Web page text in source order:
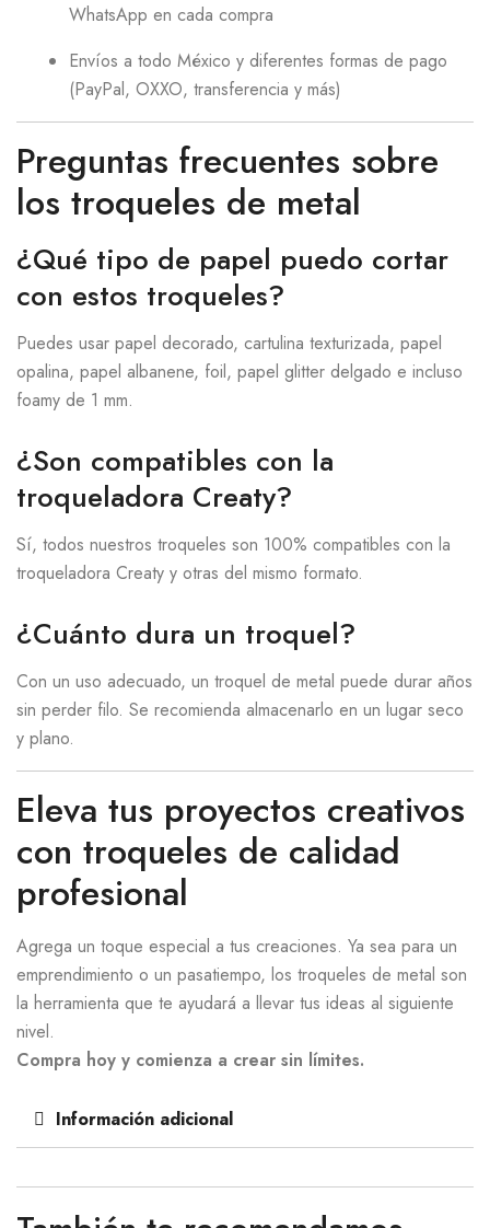
WhatsApp en cada compra
Envíos a todo México y diferentes formas de pago
(PayPal, OXXO, transferencia y más)
Preguntas frecuentes sobre
los troqueles de metal
¿Qué tipo de papel puedo cortar
con estos troqueles?
Puedes usar papel decorado, cartulina texturizada, papel
opalina, papel albanene, foil, papel glitter delgado e incluso
foamy de 1 mm.
¿Son compatibles con la
troqueladora Creaty?
Sí, todos nuestros troqueles son 100% compatibles con la
troqueladora Creaty y otras del mismo formato.
¿Cuánto dura un troquel?
Con un uso adecuado, un troquel de metal puede durar años
sin perder filo. Se recomienda almacenarlo en un lugar seco
y plano.
Eleva tus proyectos creativos
con troqueles de calidad
profesional
Agrega un toque especial a tus creaciones. Ya sea para un
emprendimiento o un pasatiempo, los troqueles de metal son
la herramienta que te ayudará a llevar tus ideas al siguiente
nivel.
Compra hoy y comienza a crear sin límites.
Información adicional